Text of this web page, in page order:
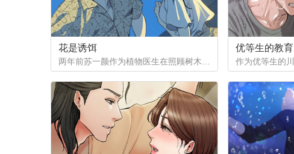
花是诱饵 优等生的教育